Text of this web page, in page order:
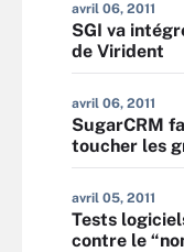
avril 06, 2011
SGI va
de Virident
avril 06, 2011
SugarCRM
toucher les
avril 05, 2011
Tests
contre le